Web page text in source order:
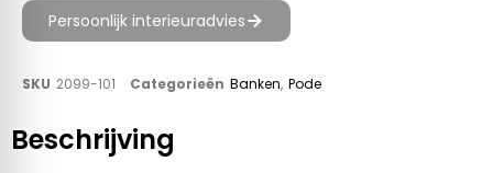
Persoonlijk interieuradvies
SKU 2099-101 Categorieën Banken, Pode
Beschrijving